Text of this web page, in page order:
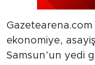
ekonomiye,
Samsun’un yedi